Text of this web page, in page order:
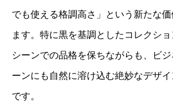
でも使える格調高さ」という新たな
ます。特に黒を基調としたコレクシ
シーンでの品格を保ちながらも、ビ
ーンにも自然に溶け込む絶妙なデザ
です。